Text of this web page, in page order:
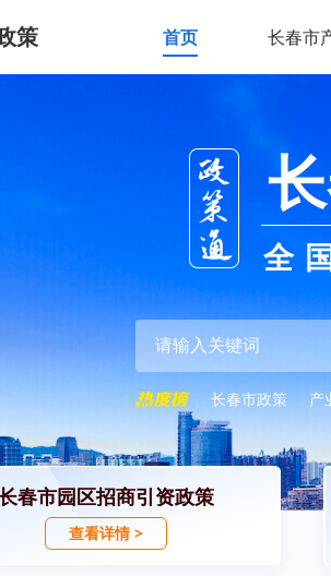
策 首页 长春市
全
长春市政策 产
春市园区招商引资政策
查看详情 >